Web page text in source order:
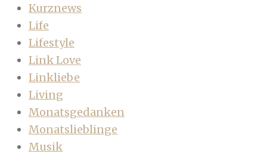
Kurznews
Life
Lifestyle
Link Love
Linkliebe
Living
Monatsgedanken
Monatslieblinge
Musik